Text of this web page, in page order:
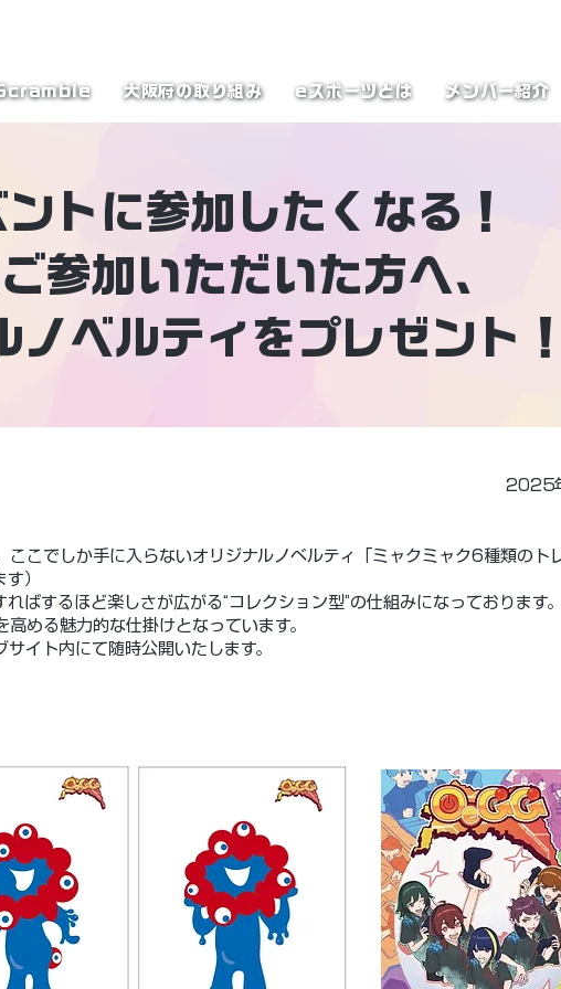
大阪府の取り組み eスポーツとは メンバー紹介
トに参加したくなる！
参加いただいた方へ、
ノベルティをプレゼント！
2025
こでしか手に入らないオリジナルノベルティ「ミャクミャク6種類のト
）​
ばするほど楽しさが広がる“コレクション型”の仕組みになっております
める魅力的な仕掛けとなっています。​
イト内にて随時公開いたします。​